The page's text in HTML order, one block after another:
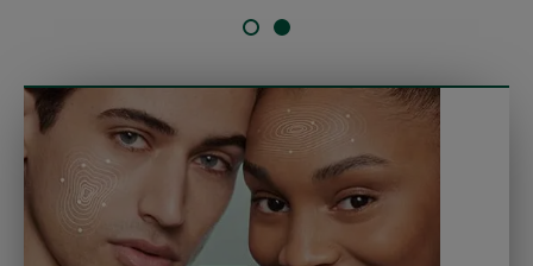
SLIDE 1SLIDE 2